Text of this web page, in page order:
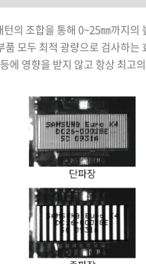
의 조합을 통해 0~25㎜까지의
모두 최적 광량으로 검사하는
에 영향을 받지 않고 항상 최고